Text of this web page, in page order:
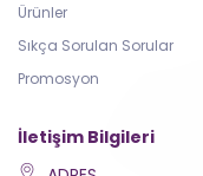
Ürünler
Sıkça Sorulan Sorular
Promosyon
İletişim Bilgileri